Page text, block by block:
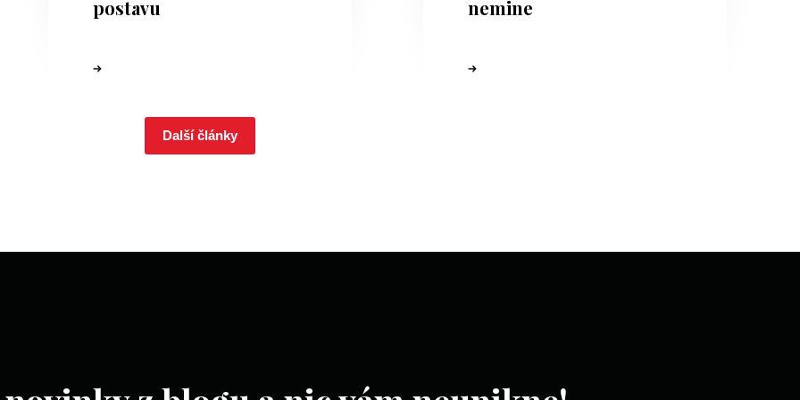
postavu nemine
Další články